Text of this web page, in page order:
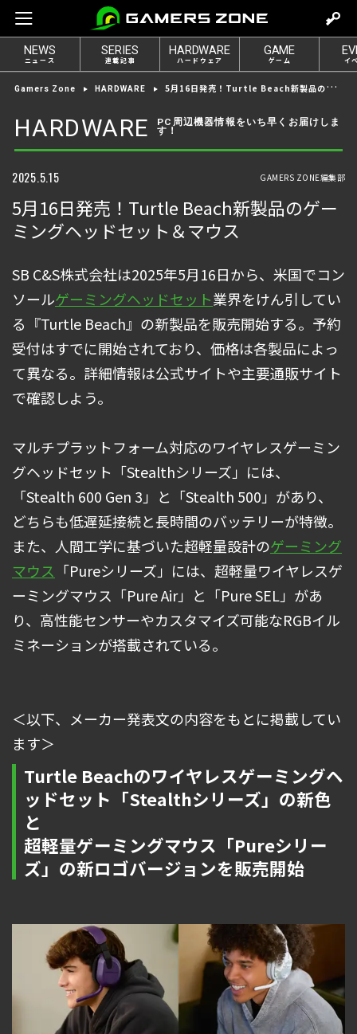
e
t
o
o
g
n
NEWS
ニュース
SERIES
連載記事
HARDWARE
ハードウェア
GAME
ゲーム イ
Gamers Zone HARDWARE 5月16日発売！Turtle Beach新製品のゲーミングヘッドセット＆マウス
HARDWARE PC周辺機器情報をいち早くお届けしま
す！
2025.5.15 GAMERS ZONE編集部
5月16日発売！Turtle Beach新製品のゲー
ミングヘッドセット＆マウス
SB C&S株式会社は2025年5月16日から、米国でコン
ソールゲーミングヘッドセット業界をけん引してい
る『Turtle Beach』の新製品を販売開始する。予約
受付はすでに開始されており、価格は各製品によっ
て異なる。詳細情報は公式サイトや主要通販サイト
で確認しよう。
マルチプラットフォーム対応のワイヤレスゲーミン
グヘッドセット「Stealthシリーズ」には、
「Stealth 600 Gen 3」と「Stealth 500」があり、
どちらも低遅延接続と長時間のバッテリーが特徴。
また、人間工学に基づいた超軽量設計のゲーミング
マウス 「Pureシリーズ」には、超軽量ワイヤレスゲ
ーミングマウス「Pure Air」と「Pure SEL」があ
り、高性能センサーやカスタマイズ可能なRGBイル
ミネーションが搭載されている。
＜以下、メーカー発表文の内容をもとに掲載してい
ます＞
Turtle Beachのワイヤレスゲーミングヘ
ッドセット「Stealthシリーズ」の新色
と
超軽量ゲーミングマウス「Pureシリー
ズ」の新ロゴバージョンを販売開始